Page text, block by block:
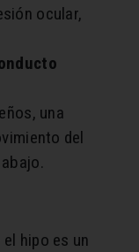
ocular,
una
del
hipo es un